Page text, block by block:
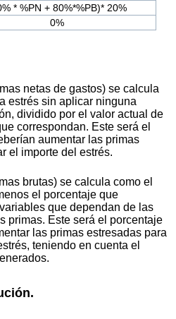
* %PN + 80%*%PB)* 20%
0%
netas de gastos) se calcula
estrés sin aplicar ninguna
dividido por el valor actual de
correspondan. Este será el
aumentar las primas
el importe del estrés.
brutas) se calcula como el
el porcentaje que
que dependan de las
primas. Este será el porcentaje
las primas estresadas para
teniendo en cuenta el